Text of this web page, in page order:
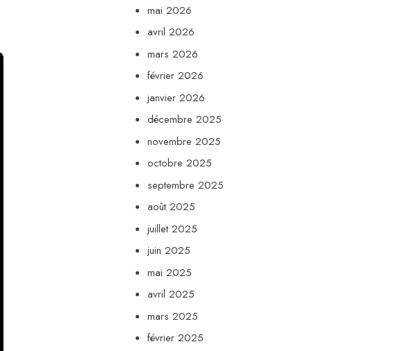
mai 2026
avril 2026
mars 2026
février 2026
janvier 2026
décembre 2025
novembre 2025
octobre 2025
septembre 2025
août 2025
juillet 2025
juin 2025
mai 2025
avril 2025
mars 2025
février 2025